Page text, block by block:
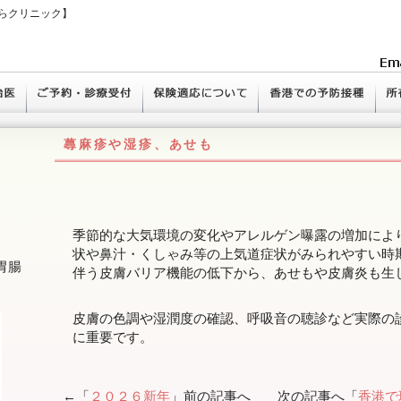
クリニック】
蕁麻疹や湿疹、あせも
季節的な大気環境の変化やアレルゲン曝露の増加に
状や鼻汁・くしゃみ等の上気道症状がみられやすい時
伴う皮膚バリア機能の低下から、あせもや皮膚炎も生
皮膚の色調や湿潤度の確認、呼吸音の聴診など実際
に重要です。
←「 ２０２６新年 」前の記事へ 次の記事へ「香港
腸